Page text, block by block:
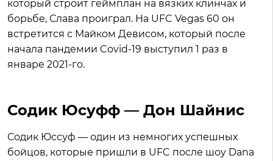
который строит геймплан на вязких клинчах и
борьбе, Слава проиграл. На UFC Vegas 60 он
встретится с Майком Девисом, который после
начала пандемии Covid-19 выступил 1 раз в
январе 2021-го.
Содик Юсуфф — Дон Шайнис
Содик Юссуф — один из немногих успешных
бойцов, которые пришли в UFC после шоу Dana